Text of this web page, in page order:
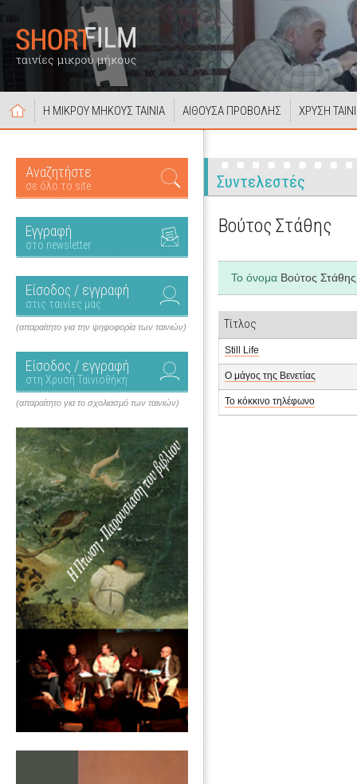
Η ΜΙΚΡΟΥ ΜΗΚΟΥΣ ΤΑΙΝΙΑ ΑΙΘΟΥΣΑ ΠΡΟΒΟΛΗΣ ΧΡΥΣΗ
Αναζητήστε
σε όλο το site
Εγγραφή
στο newsletter
Είσοδος / εγγραφή
στις ταινίες μας
(απαραίτητο για την ψηφοφορία των ταινιών)
Είσοδος / εγγραφή
στη Χρυσή Ταινιοθήκη
(απαραίτητο για το σχολιασμό των ταινιών)
Συντελεστές
Βούτος Στάθης
Το όνομα Βούτος Στάθης
Τίτλος
Still Life
Ο μάγος της Βενετίας
Το κόκκινο τηλέφωνο